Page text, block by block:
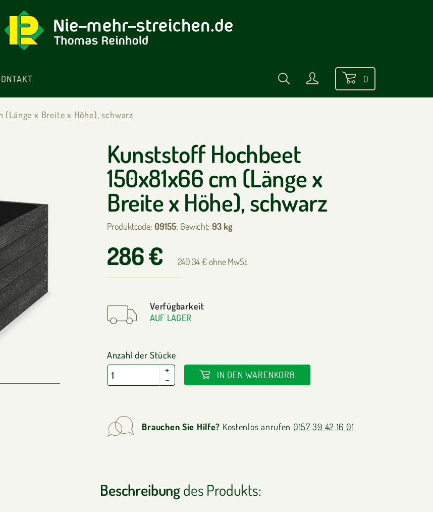
0
(Länge x Breite x Höhe), schwarz
Kunststoff Hochbeet
150x81x66 cm (Länge x
Breite x Höhe), schwarz
Produktcode:09155; Gewicht: 93 kg
286 € 240.34 € ohne MwSt.
Verfügbarkeit
AUF LAGER
Anzahl der Stücke
+
−
IN DEN WARENKORB
Brauchen Sie Hilfe? Kostenlos anrufen 0157 39 42 16 01
Beschreibungdes Produkts: